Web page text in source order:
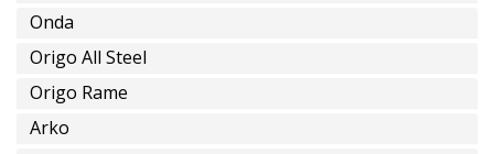
installation
sur
Onda
Origo All Steel
Origo Rame
Arko